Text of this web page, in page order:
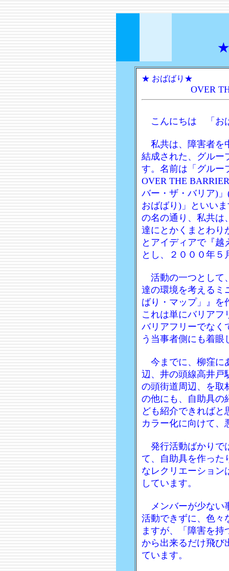
★
★ おばばり★
OVER
こんにちは 「お
私共は、障害者を
結成された、グルー
す。名前は「グルー
OVER THE
バー・ザ・バリア)
おばばり)」といい
の名の通り、私共は
達にとかくまとわり
とアイディアで『越
とし、２０００年５
活動の一つとして
達の環境を考えるミ
ばり・マップ」』を
これは単にバリアフ
バリアフリーでなく
う当事者側にも着眼
今までに、柳窪に
辺、井の頭線高井戸
の頭街道周辺、を取
の他にも、自助具の
ども紹介できればと
カラー化に向けて、
発行活動ばかりで
て、自助具を作った
なレクリエーション
しています。
メンバーが少ない
活動できずに、色々
ますが、「障害を持
から出来るだけ飛び
ています。